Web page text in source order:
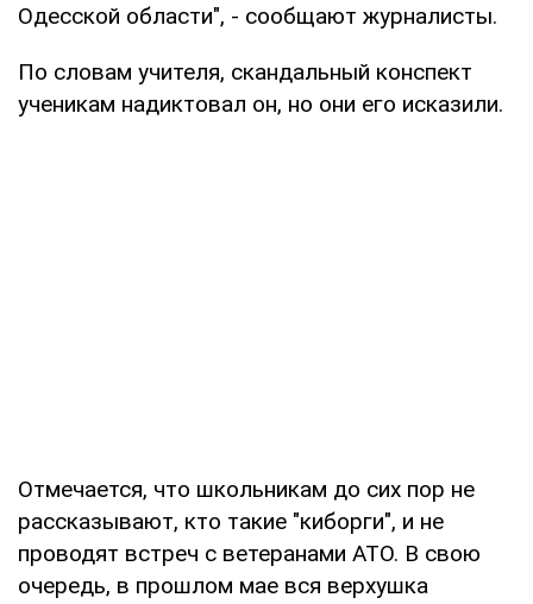
Одесской области", - сообщают журналисты.
По словам учителя, скандальный конспект
ученикам надиктовал он, но они его исказили.
Отмечается, что школьникам до сих пор не
рассказывают, кто такие "киборги", и не
проводят встреч с ветеранами АТО. В свою
очередь, в прошлом мае вся верхушка